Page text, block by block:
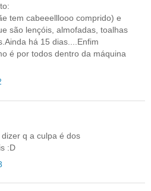
tem cabeeelllooo comprido) e
são lençóis, almofadas, toalhas
há 15 dias....Enfim
é por todos dentro da máquina
q a culpa é dos
:D